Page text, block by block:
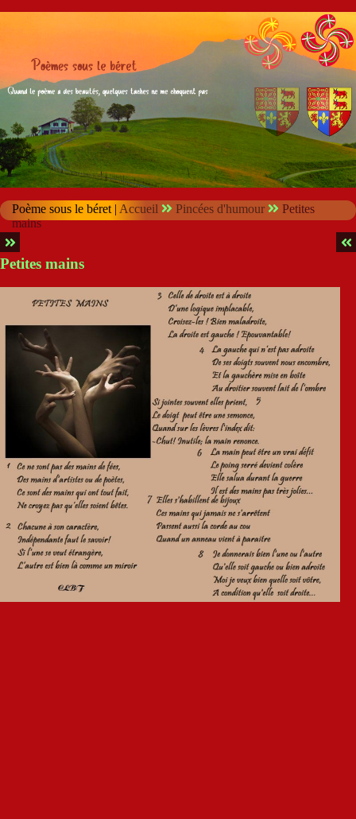
Poème sous le béret | Accueil Pincées d'humour
Petites
mains
Petites mains